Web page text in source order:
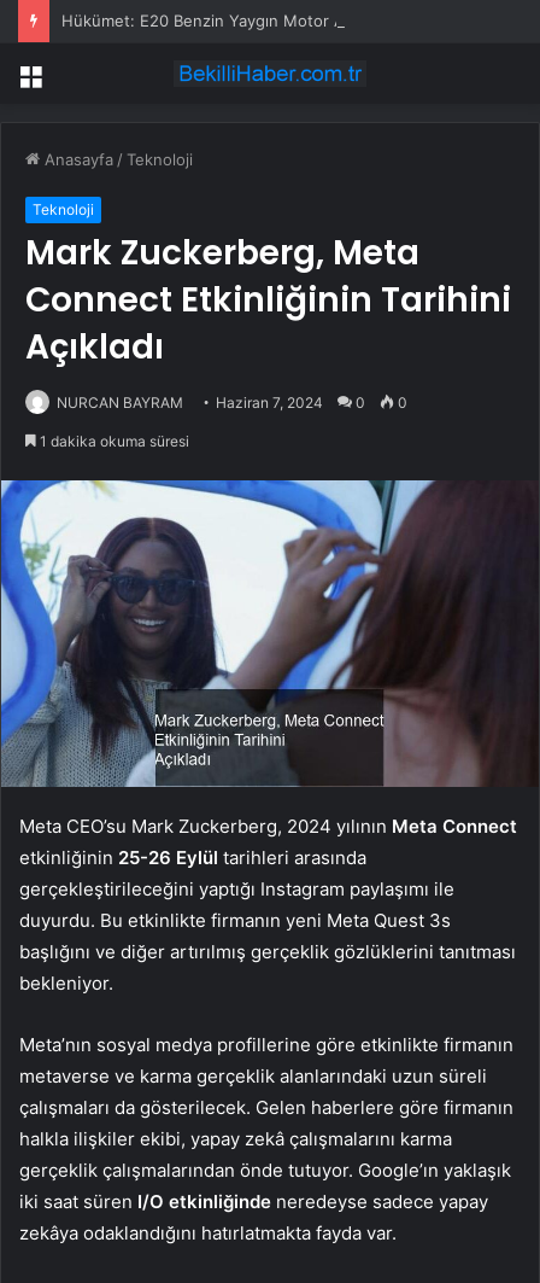
Hükümet: E20 Benzin Yaygın Motor Arızasına Yol Açmadı
Menü
Anasayfa /Teknoloji
Teknoloji
Mark Zuckerberg, Meta
Connect Etkinliğinin Tarihini
Açıkladı
NURCAN BAYRAM Haziran 7, 2024 0 0
1 dakika okuma süresi
Meta CEO’su Mark Zuckerberg, 2024 yılının Meta Connect
etkinliğinin 25-26 Eylül tarihleri arasında
gerçekleştirileceğini yaptığı Instagram paylaşımı ile
duyurdu. Bu etkinlikte firmanın yeni Meta Quest 3s
başlığını ve diğer artırılmış gerçeklik gözlüklerini tanıtması
bekleniyor.
Meta’nın sosyal medya profillerine göre etkinlikte firmanın
metaverse ve karma gerçeklik alanlarındaki uzun süreli
çalışmaları da gösterilecek. Gelen haberlere göre firmanın
halkla ilişkiler ekibi, yapay zekâ çalışmalarını karma
gerçeklik çalışmalarından önde tutuyor. Google’ın yaklaşık
iki saat süren I/O etkinliğinde neredeyse sadece yapay
zekâya odaklandığını hatırlatmakta fayda var.